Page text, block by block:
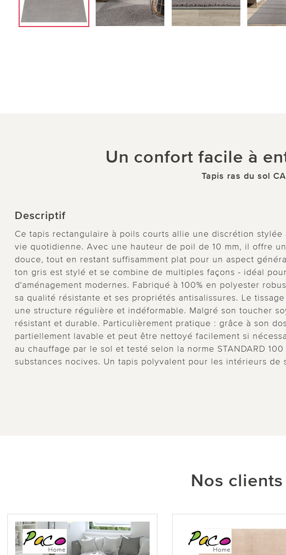
Un confort facile à
Tapis ras du sol
Descriptif
Ce tapis rectangulaire à poils courts allie une discrétion stylée
vie quotidienne. Avec une hauteur de poil de 10 mm, il offre
douce, tout en restant suffisamment plat pour un aspect
ton gris est stylé et se combine de multiples façons - idéal
d'aménagement modernes. Fabriqué à 100% en polyester
sa qualité résistante et ses propriétés antisalissures. Le
une structure régulière et indéformable. Malgré son toucher
résistant et durable. Particulièrement pratique : grâce à son
partiellement lavable et peut être nettoyé facilement si
au chauffage par le sol et testé selon la norme STANDARD
substances nocives. Un tapis polyvalent pour les intérieurs de
Nos